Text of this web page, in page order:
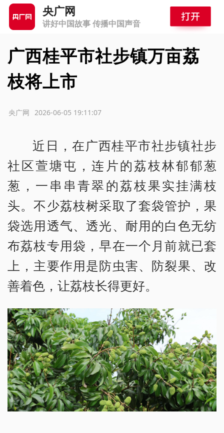
央广网
讲好中国故事 传播中国声音
广西桂平市社步镇万亩荔
枝将上市
2026-06-05 19:11:07
央广网
近日，在广西桂平市社步镇社步
社区萱塘屯，连片的荔枝林郁郁葱
葱，一串串青翠的荔枝果实挂满枝
头。不少荔枝树采取了套袋管护，果
袋选用透气、透光、耐用的白色无纺
布荔枝专用袋，早在一个月前就已套
上，主要作用是防虫害、防裂果、改
善着色，让荔枝长得更好。